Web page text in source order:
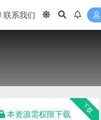
联系我们
下载
本资源需权限下载